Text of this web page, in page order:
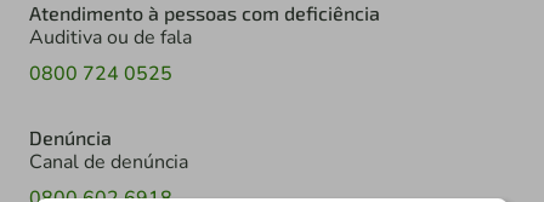
Atendimento à pessoas com deficiência
Auditiva ou de fala
0800 724 0525
Denúncia
Canal de denúncia